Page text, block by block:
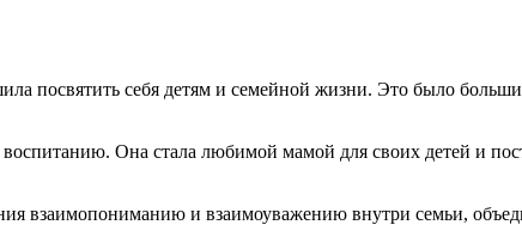
посвятить себя детям и семейной жизни. Это было
Она стала любимой мамой для своих детей и
взаимопониманию и взаимоуважению внутри семьи,